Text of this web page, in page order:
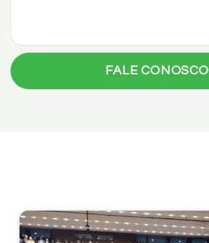
FALE CONOSCO